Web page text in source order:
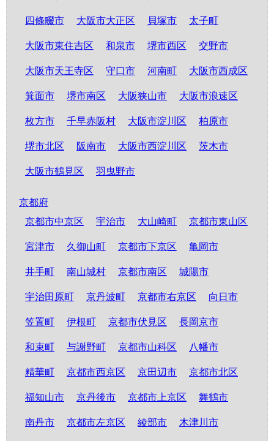
四條畷市 大阪市大正区 貝塚市 太子町
大阪市東住吉区 和泉市 堺市西区 交野市
大阪市天王寺区 守口市 河南町 大阪市西成区
箕面市 堺市南区 大阪狭山市 大阪市浪速区
枚方市 千早赤阪村 大阪市淀川区 柏原市
堺市北区 阪南市 大阪市西淀川区 茨木市
大阪市鶴見区 羽曳野市
京都府
京都市中京区
宇治市 大山崎町 京都市東山区
宮津市 久御山町 京都市下京区 亀岡市
井手町 南山城村 京都市南区 城陽市
宇治田原町 京丹波町 京都市右京区 向日市
笠置町 伊根町 京都市伏見区 長岡京市
和束町 与謝野町 京都市山科区 八幡市
精華町 京都市西京区 京田辺市 京都市北区
福知山市 京丹後市 京都市上京区 舞鶴市
南丹市 京都市左京区 綾部市 木津川市